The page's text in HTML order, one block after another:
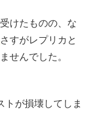
けたものの、な
さすがレプリカと
せんでした。
トが損壊してしま